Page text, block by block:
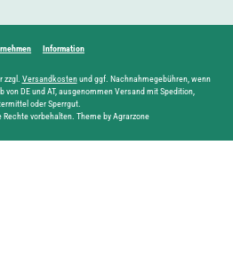
Information
Versandkostenund ggf. Nachnahmegebühren, wenn
DE und AT, ausgenommen Versand mit Spedition,
oder Sperrgut.
vorbehalten. Theme by Agrarzone